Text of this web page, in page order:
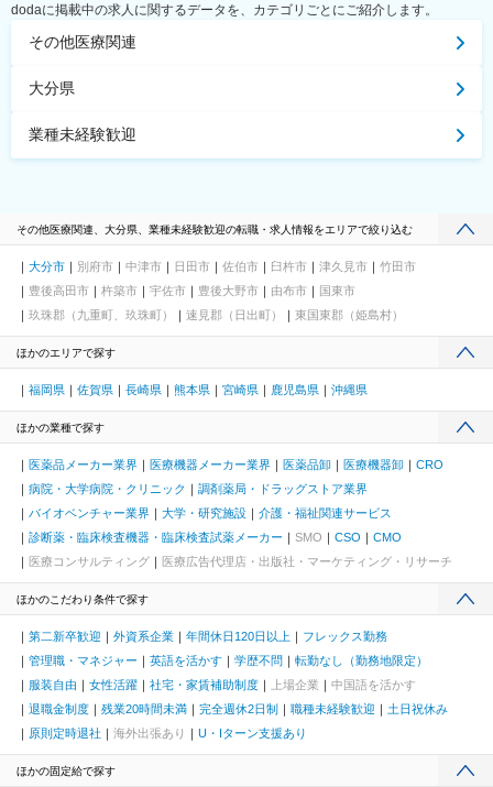
dodaに掲載中の求人に関するデータを、カテゴリごとにご紹介します。
その他医療関連
大分県
業種未経験歓迎
その他医療関連、大分県、業種未経験歓迎の転職・求人情報をエリアで絞り込む
大分市 別府市 中津市 日田市 佐伯市 臼杵市 津久見市
竹田市
豊後高田市
杵築市 宇佐市 豊後大野市 由布市
国東市
玖珠郡（九重町、玖珠町）
速見郡（日出町） 東国東郡（姫島村）
ほかのエリアで探す
福岡県 佐賀県 長崎県 熊本県 宮崎県 鹿児島県 沖縄県
ほかの業種で探す
医薬品メーカー業界 医療機器メーカー業界 医薬品卸 医療機器卸
CRO
病院・大学病院・クリニック
調剤薬局・ドラッグストア業界
バイオベンチャー業界
大学・研究施設
介護・福祉関連サービス
診断薬・臨床検査機器・臨床検査試薬メーカー
SMO CSO
CMO
医療コンサルティング
医療広告代理店・出版社・マーケティング・リサーチ
ほかのこだわり条件で探す
第二新卒歓迎 外資系企業 年間休日120日以上
フレックス勤務
管理職・マネジャー
英語を活かす 学歴不問
転勤なし（勤務地限定）
服装自由
女性活躍 社宅・家賃補助制度 上場企業
中国語を活かす
退職金制度
残業20時間未満 完全週休2日制 職種未経験歓迎
土日祝休み
原則定時退社
海外出張あり U・Iターン支援あり
ほかの固定給で探す